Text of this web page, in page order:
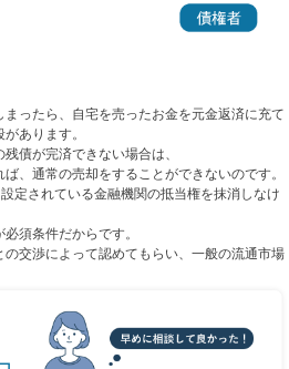
ったら、自宅を売ったお金を元金返済に充て
あります。
債が完済できない場合は、
、通常の売却をすることができないのです。
定されている金融機関の抵当権を抹消しなけ
須条件だからです。
交渉によって認めてもらい、一般の流通市場